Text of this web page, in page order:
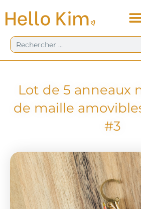
au
Rechercher
Lot de 5 anneaux
de maille
#3